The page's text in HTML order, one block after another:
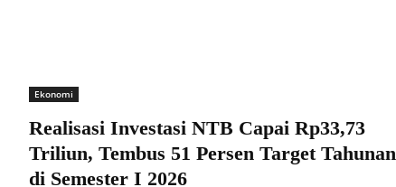
Ekonomi
Realisasi Investasi NTB Capai Rp33,73
Triliun, Tembus 51 Persen Target Tahunan
di Semester I 2026